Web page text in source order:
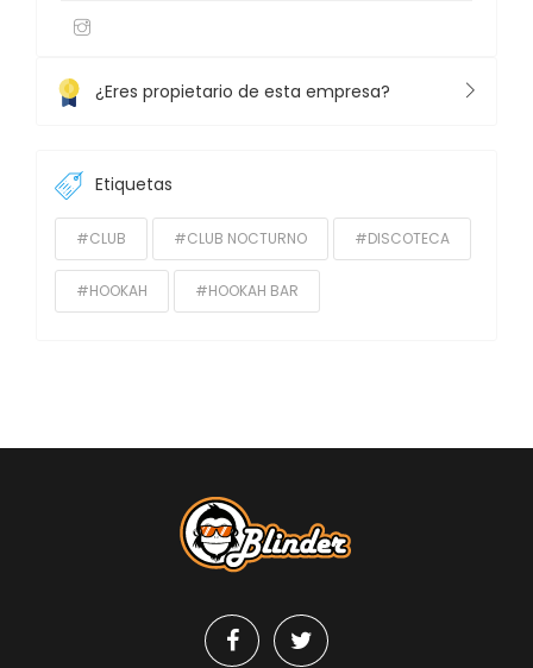
¿Eres propietario de esta empresa?
Etiquetas
#CLUB #CLUB NOCTURNO #DISCOTECA
#HOOKAH #HOOKAH BAR